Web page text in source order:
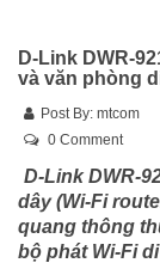
D-Link DWR-
và văn phòng
Post By: mtcom
0 Comment
D-Link DWR-
dây (Wi-Fi
quang thông
bộ phát Wi-Fi